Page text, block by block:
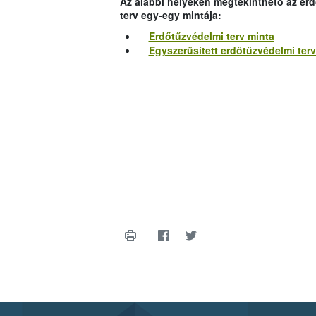
terv egy-egy mintája:
Erdőtűzvédelmi terv minta
Egyszerűsített erdőtűzvédelmi